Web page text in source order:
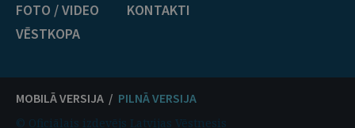
FOTO / VIDEO
VĒSTKOPA
KONTAKTI
MOBILĀ VERSIJA / PILNĀ VERSIJA
© Oficiālais izdevējs Latvijas Vēstnesis